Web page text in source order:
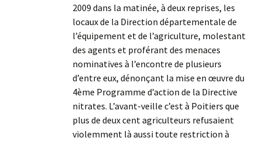
2009 dans la matinée, à deux reprises, les
locaux de la Direction départementale de
l’équipement et de l’agriculture, molestant
des agents et proférant des menaces
nominatives à l’encontre de plusieurs
d’entre eux, dénonçant la mise en œuvre du
4ème Programme d’action de la Directive
nitrates. L’avant-veille c’est à Poitiers que
plus de deux cent agriculteurs refusaient
violemment là aussi toute restriction à